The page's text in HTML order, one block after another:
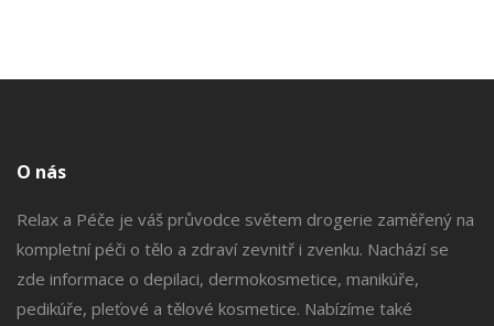
O nás
Relax a Péče je váš průvodce světem drogerie zaměřený na
kompletní péči o tělo a zdraví zevnitř i zvenku. Nachází se
zde informace o depilaci, dermokosmetice, manikúře,
pedikúře, pleťové a tělové kosmetice. Nabízíme také